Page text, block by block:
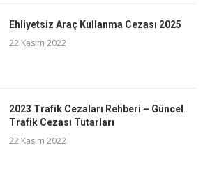
Ehliyetsiz Araç Kullanma Cezası 2025
22 Kasım 2022
2023 Trafik Cezaları Rehberi – Güncel
Trafik Cezası Tutarları
22 Kasım 2022